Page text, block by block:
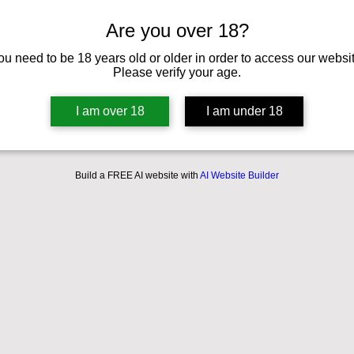
Are you over 18?
need to be 18 years old or older in order to access our
Please verify your age.
I am over 18 I am under 18
Build a FREE AI website with AI Website Builder